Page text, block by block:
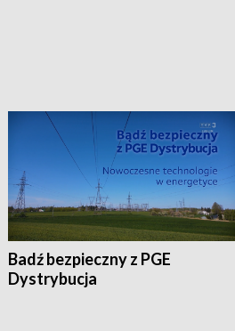
Badź bezpieczny z PGE
Dystrybucja